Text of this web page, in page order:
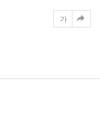
가